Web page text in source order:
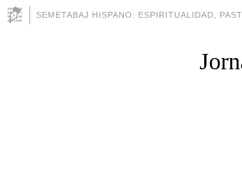
SEMETABAJ HISPANO: ESPIRITUALIDAD,